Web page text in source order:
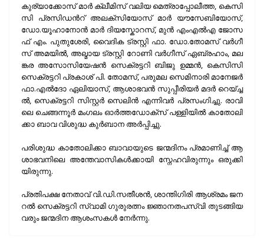
കു​ര്യാ​ക്കോ​സ് മാ​ർ ക്ലീ​മി‌​സ് വ​ലി​യ മെ​ത്രാ​പ്പോ​ലീ​ത്ത, കെ​സി​
സി പ്ര​സി​ഡ​ന്‍റ് അ​ല​ക്സി​യോ​സ് മാ​ർ യൗ​സേ​ബി​യോ​സ്,
ഡോ.​യൂ​ഹാ​നോ‍​ൻ മാ​ർ ദി​യ​സ്കോ​റ​സ്, മു​ൻ എം​എ​ൽ​എ ജോ​സ​
ഫ് എം. ​പു​തു​ശേ​രി, വൈ​ദി​ക ട്ര​സ്റ്റി ഫാ. ​ഡോ.​തോ​മ​സ് വ​ർ​ഗീ​
സ് അ​മ​യി​ൽ, അ​ല്മാ​യ ട്ര​സ്റ്റി റോ​ണി വ​ർ​ഗീ​സ് ഏ​ബ്ര​ഹാം, മ​ല​
ങ്ക​ര അ​സോ​സി​യേ​ഷ​ൻ സെ​ക്ര​ട്ട​റി ബി​ജു ഉ​മ്മ​ൻ, കെ​സി​സി
സെ​ക്ര​ട്ട​റി പ്ര​കാ​ശ് പി. ​തോ​മ​സ്, പ​രു​മ​ല സെ​മി​നാ​രി മാ​നേ​ജ​ർ
ഫാ.​എ​ൽ​ദോ ഏ​ലി​യാ​സ്, ആ​ശാ​ഭ​വ​ൻ സു​പ്പീ​രി​യ​ർ മ​ദ​ർ റെ​യ്ച്ച​
ൽ, സെ​ക്ര​ട്ട​റി സി​സ്റ്റ​ർ സെ​ലി​ൻ എ​ന്നി​വ​ർ പ്ര​സം​ഗി​ച്ചു. രാ​വി​
ലെ ചെ​ങ്ങ​ന്നൂ​ർ മം​ഗ​ലം ഓ​ർ​ത്ത​ഡോ​ക്സ് പ​ള്ളി​യി​ൽ കാ​തോ​ലി​
ക്കാ ബാ​വ വി​ശു​ദ്ധ കു​ർ​ബാ​ന അ​ർ​പ്പി​ച്ചു.
പ​രി​ശു​ദ്ധ കാ​തോ​ലി​ക്കാ ബാ​വാ​യു​ടെ ജ​ന്മ​ദി​നം പ്ര​മാ​ണി​ച്ച് ആ​
ശാ​ഭ​വ​നി​ലെ അ​ന്തേ​വാ​സി​ക​ൾ​ക്കാ​യി സ്നേ​ഹ​വി​രു​ന്നും ഒ​രു​ക്കി​
യി​രു​ന്നു.
പ്ര​തി​പ​ക്ഷ നേ​താ​വ് വി.​ഡി.​സ​തീ​ശ​ൻ, ശാ​ന്തി​ഗി​രി ആ​ശ്ര​മം ജ​ന​
റ​ൽ സെ​ക്ര​ട്ട​റി സ്വാ​മി ഗു​രു​ര​ത്നം ജ്ഞാ​ന​ത​പ​സ്വി തു​ട​ങ്ങി​യ​
വ​രും ജ​ന്മ​ദി​ന ആ​ശം​സ​ക​ൾ നേ​ർ​ന്നു.